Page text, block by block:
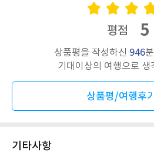
평점 5
상품평을 작성하신 946
기대이상의 여행으로 생
상품평/여행후
기타사항